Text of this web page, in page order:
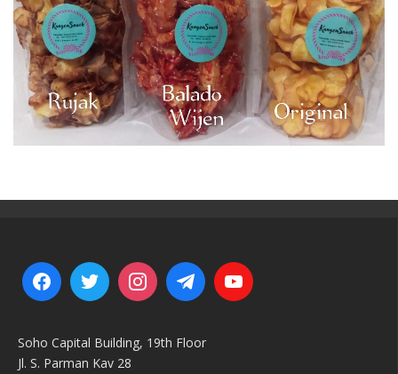
Soho Capital Building, 19th Floor
Jl. S. Parman Kav 28